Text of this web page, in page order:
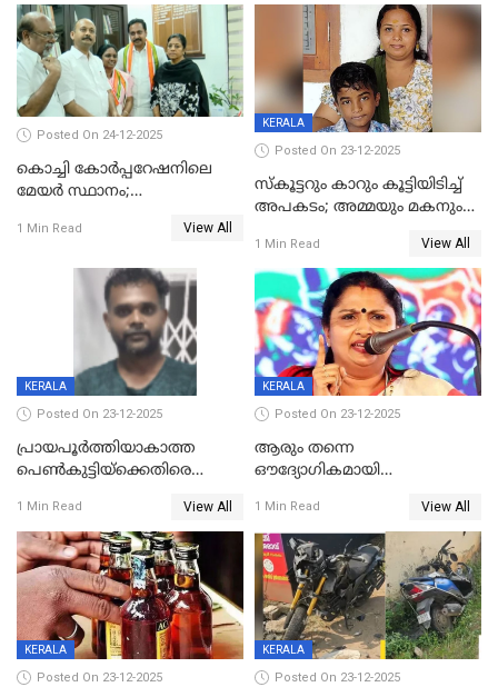
അറസ്റ്റിൽ
Posted On 24-12-2025
കൊച്ചി കോര്‍പ്പറേഷനിലെ
മേയര്‍ സ്ഥാനം;
രൂക്ഷം
1 Min Read View All
KERALA
Posted On 23-12-2025
സ്കൂട്ടറും കാറും കൂട്ടിയിടിച്ച്
അപകടം; അമ്മയും മകനും
ഗുരുതരാവസ്ഥയിൽ
1 Min Read View All
KERALA
Posted On 23-12-2025
പ്രായപൂർത്തിയാകാത്ത
പെൺകുട്ടിയ്ക്കെതിരെ
59 വർഷം തടവും 90,൦൦൦ രൂപ
പിഴയും ശിക്ഷ
1 Min Read View All
KERALA
Posted On 23-12-2025
ആരും തന്നെ
ഔദ്യോഗികമായി
കണ്ടെത്താൻ ഇന്ന് കോർ
കമ്മിറ്റി കൂടിയില്ല';
അതൃപ്തിയുമായി ദീപ്തി മേരി
വർഗീസ്
1 Min Read View All
KERALA
Posted On 23-12-2025
KERALA
Posted On 23-12-2025